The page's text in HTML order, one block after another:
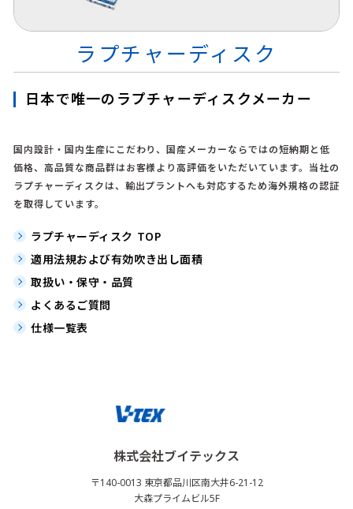
ラプチャーディスク
日本で唯一のラプチャーディスクメーカー
国内設計・国内生産にこだわり、国産メーカーならではの短納期と低
価格、高品質な商品群はお客様より高評価をいただいています。当社の
ラプチャーディスクは、輸出プラントへも対応するため海外規格の認証
を取得しています。
ラプチャーディスク TOP
適用法規および有効吹き出し面積
取扱い・保守・品質
よくあるご質問
仕様一覧表
株式会社ブイテックス
〒140-0013 東京都品川区南大井6-21-12
大森プライムビル5F